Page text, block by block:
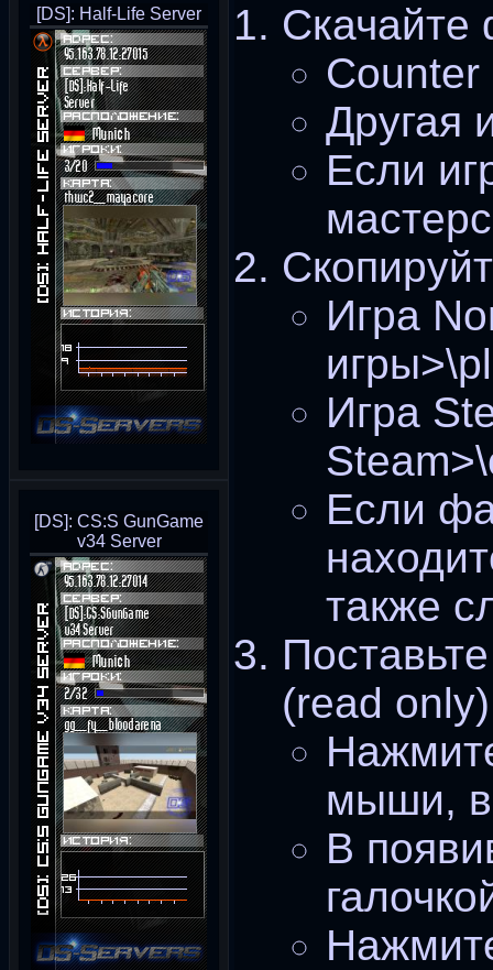
[DS]: Half-Life Server
[DS]: CS:S GunGame
v34 Server
Скачайте
Другая
Если
Игра
Игра
Если
также
(read only)
мыши,
В